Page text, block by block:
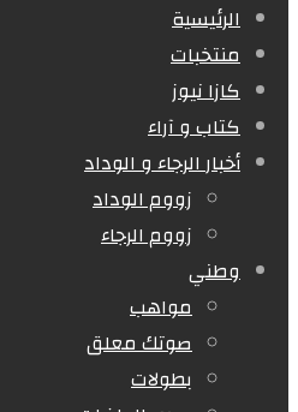
الرئيسية
منتخبات
كازا نيوز
كتاب و آراء
أخبار الرجاء و الوداد
زووم الوداد
زووم الرجاء
وطني
مواهب
صوتك معلق
بطولات